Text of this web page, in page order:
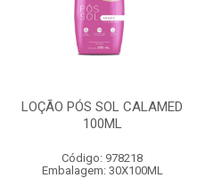
LOÇÃO PÓS SOL CALAMED
100ML
Código: 978218
Embalagem: 30X100ML